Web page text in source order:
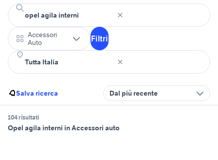
Accessori
Auto
Filtri
Salva ricerca Dal più recente
104 risultati
Opel agila interni in Accessori auto